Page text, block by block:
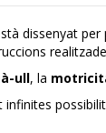
dissenyat
ull, la